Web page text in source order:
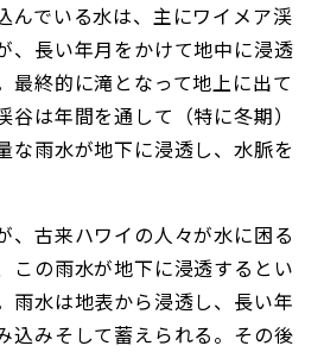
んでいる水は、主にワイメア渓
、長い年月をかけて地中に浸透
最終的に滝となって地上に出て
谷は年間を通して（特に冬期）
な雨水が地下に浸透し、水脈を
、古来ハワイの人々が水に困る
この雨水が地下に浸透するとい
雨水は地表から浸透し、長い年
込みそして蓄えられる。その後